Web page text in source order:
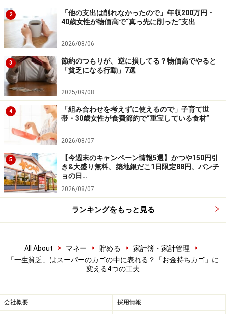
●「お金持ちカゴ」になるための工夫2：加工品より素材
を選ぶ
冷凍パスタや餃子などの加工食品は便利ですが、割高に
なりがちです。野菜やひき肉を買って調理すれば、費用
を抑えられるだけでなく保存やアレンジの幅も広がりま
す。栄養バランスもとりやすく、健康面でもプラスに。
●「お金持ちカゴ」になるための工夫3：まとめ買いと冷
凍保存を習慣にする
「食材を買っても食べ切れないから……」と総菜だけです
ませる人もいますが、実はまとめ買いと冷凍保存を組み
合わせれば無駄を減らせます。肉や魚、野菜を小分けに
して冷凍すれば長持ちし、買い物回数も減少。衝動買い
を防ぎ、結果的に食費の安定につながります。
●「お金持ちカゴ」になるための工夫4：調味料は“安物
調味料には種類が多く、つい買いそろえたくなります
が、結局使い切れずに余らせてしまうケースも少なくあ
りん・砂糖・塩といった基本調味料に絞ること。その
際、品質は厳選しましょう。質のよい調味料は、素材の
2
「他の支出は削れなかったので」年収200万円・
40歳女性が物価高で“真っ先に削った”支出
2026/08/06
3
節約のつもりが、逆に損してる？物価高でやると
「貧乏になる行動」7選
2025/09/08
4
「組み合わせを考えずに使えるので」子育て世
帯・30歳女性が食費節約で“重宝している食材”
2026/08/07
5
【今週末のキャンペーン情報5選】かつや150円引
き&大盛り無料、築地銀だこ1日限定88円、パンチ
ョの日…
2026/08/07
ランキングをもっと見る
All About > マネー > 貯める > 家計簿・家計管理
>
「一生貧乏」はスーパーのカゴの中に表れる？「お金持ちカゴ」に
変える4つの工夫
会社概要 採用情報